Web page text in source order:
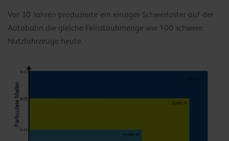
Vor 30 Jahren produzierte ein einziger Schwerlaster auf der
Autobahn die gleiche Feinstaubmenge wie 100 schwere
Nutzfahrzeuge heute.